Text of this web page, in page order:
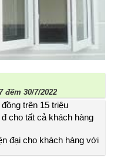
đếm 30/7/2022
trên 15 triệu
cho tất cả khách hàng
đại cho khách hàng với